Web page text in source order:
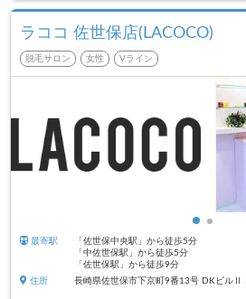
ラココ 佐世保店(LACOCO)
脱毛サロン 女性 Vライン
最寄駅
「佐世保中央駅」から徒歩5分
「中佐世保駅」から徒歩5分
「佐世保駅」から徒歩9分
住所
長崎県佐世保市下京町9番13号 DKビルⅡ